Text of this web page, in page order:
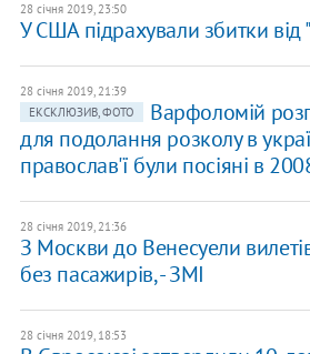
28 січня 2019, 23:50
У США підрахували збитки від
28 січня 2019, 21:39
ЕКСКЛЮЗИВ, ФОТО
Варфоломій
для подолання розколу в
православ'ї були посіяні в
28 січня 2019, 21:36
З Москви до Венесуели
без пасажирів, - ЗМІ
28 січня 2019, 18:53